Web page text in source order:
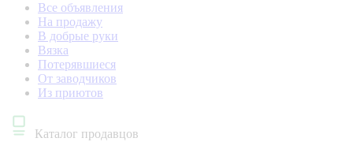
Все объявления
На продажу
В добрые руки
Вязка
Потерявшиеся
От заводчиков
Из приютов
Каталог продавцов